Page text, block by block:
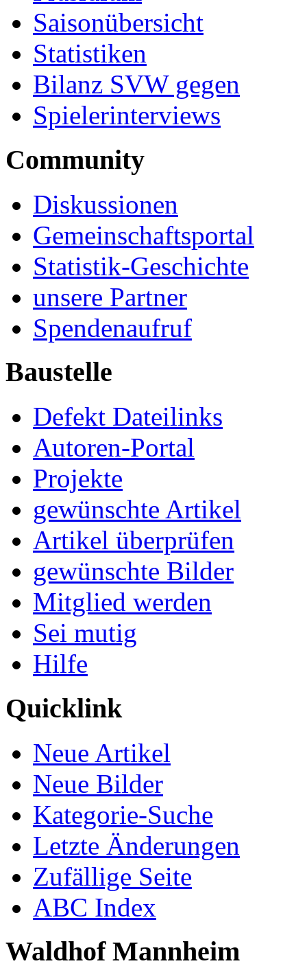
Saisonübersicht
Statistiken
Bilanz SVW gegen
Spielerinterviews
Community
Diskussionen
Gemeinschaftsportal
Statistik-Geschichte
unsere Partner
Spendenaufruf
Baustelle
Defekt Dateilinks
Autoren-Portal
Projekte
gewünschte Artikel
Artikel überprüfen
gewünschte Bilder
Mitglied werden
Sei mutig
Hilfe
Quicklink
Neue Artikel
Neue Bilder
Kategorie-Suche
Letzte Änderungen
Zufällige Seite
ABC Index
Waldhof Mannheim